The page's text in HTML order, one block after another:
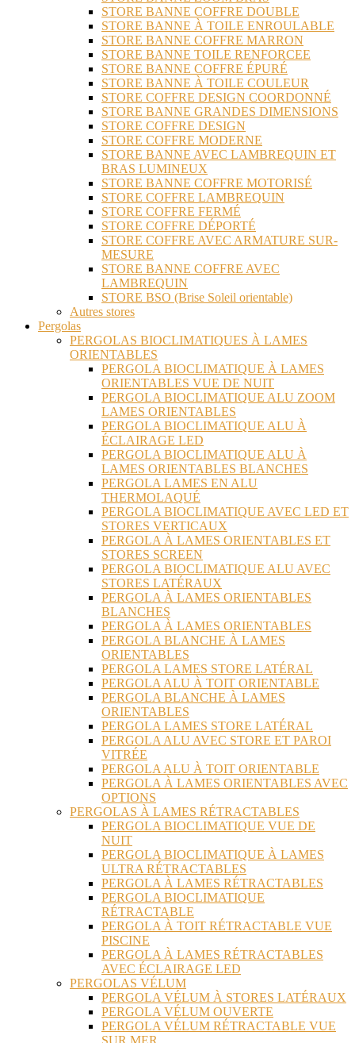
STORE BANNE COFFRE DOUBLE
STORE BANNE À TOILE ENROULABLE
STORE BANNE COFFRE MARRON
STORE BANNE TOILE RENFORCEE
STORE BANNE COFFRE ÉPURÉ
STORE BANNE À TOILE COULEUR
STORE COFFRE DESIGN COORDONNÉ
STORE BANNE GRANDES DIMENSIONS
STORE COFFRE DESIGN
STORE COFFRE MODERNE
STORE BANNE AVEC LAMBREQUIN ET
BRAS LUMINEUX
STORE BANNE COFFRE MOTORISÉ
STORE COFFRE LAMBREQUIN
STORE COFFRE FERMÉ
STORE COFFRE DÉPORTÉ
STORE COFFRE AVEC ARMATURE SUR-
MESURE
STORE BANNE COFFRE AVEC
LAMBREQUIN
STORE BSO (Brise Soleil orientable)
Autres stores
Pergolas
PERGOLAS BIOCLIMATIQUES À LAMES
ORIENTABLES
PERGOLA BIOCLIMATIQUE À LAMES
ORIENTABLES VUE DE NUIT
PERGOLA BIOCLIMATIQUE ALU ZOOM
LAMES ORIENTABLES
PERGOLA BIOCLIMATIQUE ALU À
ÉCLAIRAGE LED
PERGOLA BIOCLIMATIQUE ALU À
LAMES ORIENTABLES BLANCHES
PERGOLA LAMES EN ALU
THERMOLAQUÉ
PERGOLA BIOCLIMATIQUE AVEC LED ET
STORES VERTICAUX
PERGOLA À LAMES ORIENTABLES ET
STORES SCREEN
PERGOLA BIOCLIMATIQUE ALU AVEC
STORES LATÉRAUX
PERGOLA À LAMES ORIENTABLES
BLANCHES
PERGOLA À LAMES ORIENTABLES
PERGOLA BLANCHE À LAMES
ORIENTABLES
PERGOLA LAMES STORE LATÉRAL
PERGOLA ALU À TOIT ORIENTABLE
PERGOLA BLANCHE À LAMES
ORIENTABLES
PERGOLA LAMES STORE LATÉRAL
PERGOLA ALU AVEC STORE ET PAROI
VITRÉE
PERGOLA ALU À TOIT ORIENTABLE
PERGOLA À LAMES ORIENTABLES AVEC
OPTIONS
PERGOLAS À LAMES RÉTRACTABLES
PERGOLA BIOCLIMATIQUE VUE DE
NUIT
PERGOLA BIOCLIMATIQUE À LAMES
ULTRA RÉTRACTABLES
PERGOLA À LAMES RÉTRACTABLES
PERGOLA BIOCLIMATIQUE
RÉTRACTABLE
PERGOLA À TOIT RÉTRACTABLE VUE
PISCINE
PERGOLA À LAMES RÉTRACTABLES
AVEC ÉCLAIRAGE LED
PERGOLAS VÉLUM
PERGOLA VÉLUM À STORES LATÉRAUX
PERGOLA VÉLUM OUVERTE
PERGOLA VÉLUM RÉTRACTABLE VUE